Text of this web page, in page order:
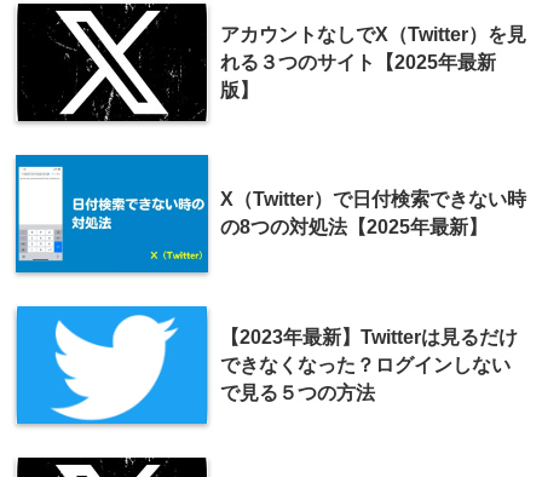
アカウントなしでX（Twitter）を見
れる３つのサイト【2025年最新
版】
X（Twitter）で日付検索できない時
の8つの対処法【2025年最新】
【2023年最新】Twitterは見るだけ
できなくなった？ログインしない
で見る５つの方法